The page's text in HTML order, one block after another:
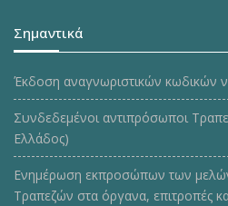
Σημαντικά
Έκδοση αναγνωριστικών κωδικών
Συνδεδεμένοι αντιπρόσωποι
Ελλάδος)
Ενημέρωση εκπροσώπων των
Τραπεζών στα όργανα, επιτροπές